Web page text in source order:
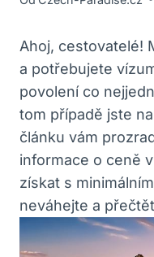
Ahoj, cestovatelé!
a potřebujete
povolení co
tom případě jste
článku vám
informace o ceně
získat s
neváhejte a